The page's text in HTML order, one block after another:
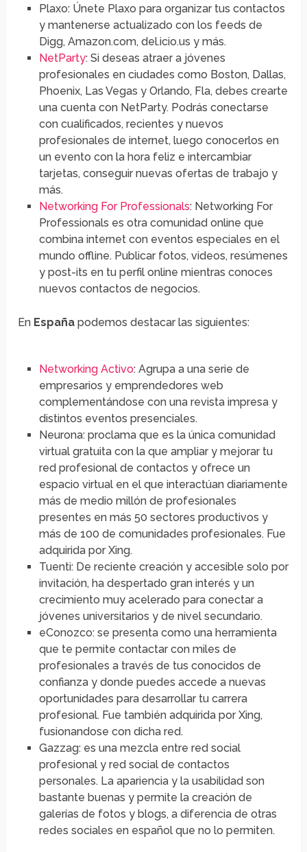
Plaxo: Únete Plaxo para organizar tus contactos
y mantenerse actualizado con los feeds de
Digg, Amazon.com, del.icio.us y más.
NetParty: Si deseas atraer a jóvenes
profesionales en ciudades como Boston, Dallas,
Phoenix, Las Vegas y Orlando, Fla, debes crearte
una cuenta con NetParty. Podrás conectarse
con cualificados, recientes y nuevos
profesionales de internet, luego conocerlos en
un evento con la hora feliz e intercambiar
tarjetas, conseguir nuevas ofertas de trabajo y
más.
Networking For Professionals: Networking For
Professionals es otra comunidad online que
combina internet con eventos especiales en el
mundo offline. Publicar fotos, videos, resúmenes
y post-its en tu perfil online mientras conoces
nuevos contactos de negocios.
En España podemos destacar las siguientes:
Networking Activo: Agrupa a una serie de
empresarios y emprendedores web
complementándose con una revista impresa y
distintos eventos presenciales.
Neurona: proclama que es la única comunidad
virtual gratuita con la que ampliar y mejorar tu
red profesional de contactos y ofrece un
espacio virtual en el que interactúan diariamente
más de medio millón de profesionales
presentes en más 50 sectores productivos y
más de 100 de comunidades profesionales. Fue
adquirida por Xing.
Tuenti: De reciente creación y accesible solo por
invitación, ha despertado gran interés y un
crecimiento muy acelerado para conectar a
jóvenes universitarios y de nivel secundario.
eConozco: se presenta como una herramienta
que te permite contactar con miles de
profesionales a través de tus conocidos de
confianza y donde puedes accede a nuevas
oportunidades para desarrollar tu carrera
profesional. Fue también adquirida por Xing,
fusionandose con dicha red.
Gazzag: es una mezcla entre red social
profesional y red social de contactos
personales. La apariencia y la usabilidad son
bastante buenas y permite la creación de
galerías de fotos y blogs, a diferencia de otras
redes sociales en español que no lo permiten.